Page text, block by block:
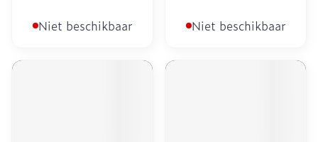
Niet beschikbaar Niet beschikbaar